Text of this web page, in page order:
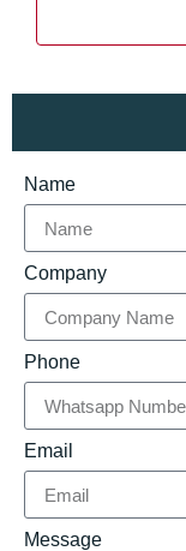
Name
Company
Phone
Email
Message